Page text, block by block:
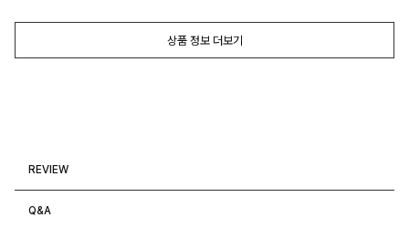
상품 정보 더보기
REVIEW
Q&A